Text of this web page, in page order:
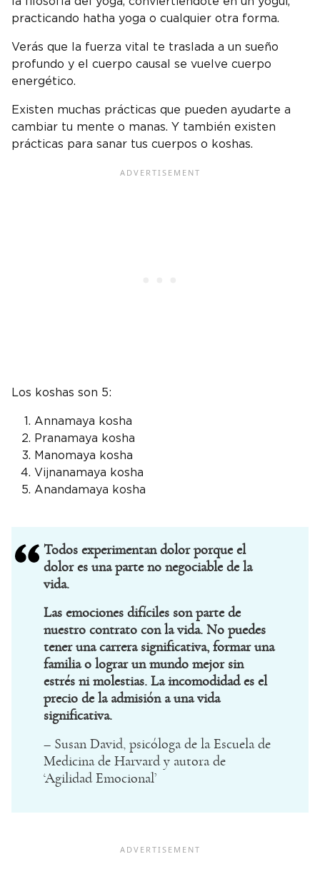
practicando hatha yoga o cualquier otra forma.
Verás que la fuerza vital te traslada a un sueño
profundo y el cuerpo causal se vuelve cuerpo
energético.
Existen muchas prácticas que pueden ayudarte a
cambiar tu mente o manas. Y también existen
prácticas para sanar tus cuerpos o koshas.
Los koshas son 5:
Annamaya kosha
Pranamaya kosha
Manomaya kosha
Vijnanamaya kosha
Anandamaya kosha
Todos experimentan dolor porque el
dolor es una parte no negociable de la
vida.
Las emociones difíciles son parte de
nuestro contrato con la vida. No puedes
tener una carrera significativa, formar una
familia o lograr un mundo mejor sin
estrés ni molestias. La incomodidad es el
precio de la admisión a una vida
significativa.
– Susan David, psicóloga de la Escuela de
Medicina de Harvard y autora de
‘Agilidad Emocional’